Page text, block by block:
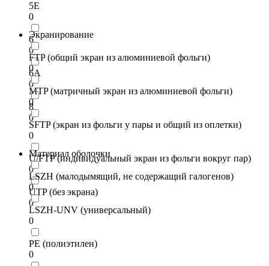
5E
0
6
0
6A
0
8
0
Экранирование
FTP (общий экран из алюминиевой фольги)
0
MTP (матричный экран из алюминиевой фольги)
0
SFTP (экран из фольги у пары и общий из оплетки)
0
U/FTP (индивидуальный экран из фольги вокруг пар)
0
UTP (без экрана)
0
Материал оболочки
LSZH (малодымящий, не содержащий галогенов)
0
LSZH-UNV (универсальный)
0
PE (полиэтилен)
0